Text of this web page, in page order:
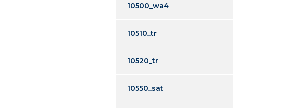
10500_wa4
10510_tr
10520_tr
10550_sat